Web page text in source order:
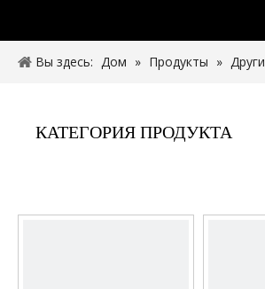
Вы здесь: Дом » Продукты »
КАТЕГОРИЯ ПРОДУКТА